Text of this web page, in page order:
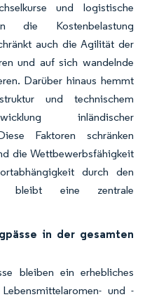
und logistische
die Kostenbelastung
auch die Agilität der
und auf sich wandelnde
Darüber hinaus hemmt
und technischem
inländischer
Faktoren schränken
die Wettbewerbsfähigkeit
durch den
bleibt eine zentrale
in der gesamten
bleiben ein erhebliches
und -